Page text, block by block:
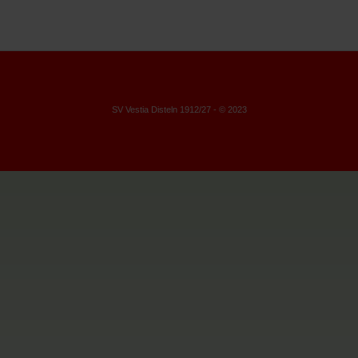
SV Vestia Disteln 1912/27 - © 2023